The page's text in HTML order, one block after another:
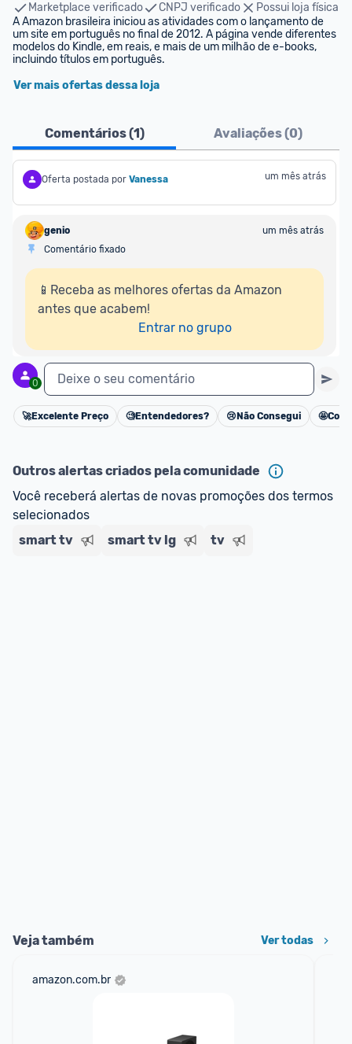
Marketplace verificado
CNPJ verificado
Possui loja física
A Amazon brasileira iniciou as atividades com o lançamento de
um site em português no final de 2012. A página vende diferentes
modelos do Kindle, em reais, e mais de um milhão de e-books,
incluindo títulos em português.
Ver mais ofertas dessa loja
Comentários (1) Avaliações (0)
Oferta postada por Vanessa um mês atrás
genio
um mês atrás
Comentário fixado
📱Receba as melhores ofertas da Amazon
antes que acabem!
Entrar no grupo
0 Deixe o seu comentário
Cancelar
🚀Excelente Preço 🧐Entendedores? 😢 Não Consegui 🤩
Outros alertas criados pela comunidade
Você receberá alertas de novas promoções dos termos
selecionados
smart tv
smart tv lg tv
Veja também Ver todas
amazon.com.br